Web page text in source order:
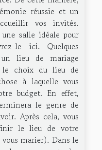
réussie et un
vos invités.
salle idéale pour
le ici. Quelques
lieu de mariage
le choix du lieu de
à laquelle vous
budget. En effet,
le genre de
Après cela, vous
le lieu de votre
marier). Dans le